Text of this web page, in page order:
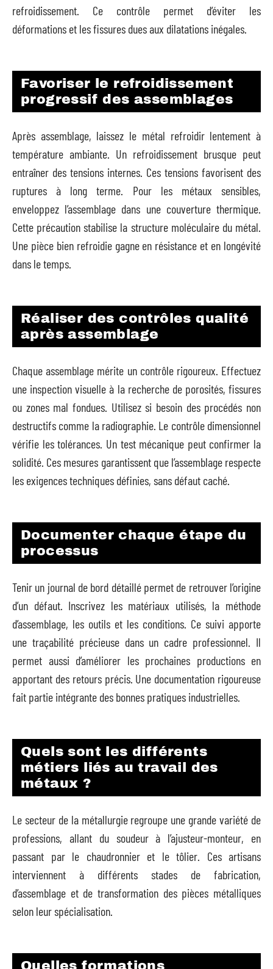
refroidissement. Ce contrôle permet d’éviter les
déformations et les fissures dues aux dilatations inégales.
Favoriser le refroidissement
progressif des assemblages
Après assemblage, laissez le métal refroidir lentement à
température ambiante. Un refroidissement brusque peut
entraîner des tensions internes. Ces tensions favorisent des
ruptures à long terme. Pour les métaux sensibles,
enveloppez l’assemblage dans une couverture thermique.
Cette précaution stabilise la structure moléculaire du métal.
Une pièce bien refroidie gagne en résistance et en longévité
dans le temps.
Réaliser des contrôles qualité
après assemblage
Chaque assemblage mérite un contrôle rigoureux. Effectuez
une inspection visuelle à la recherche de porosités, fissures
ou zones mal fondues. Utilisez si besoin des procédés non
destructifs comme la radiographie. Le contrôle dimensionnel
vérifie les tolérances. Un test mécanique peut confirmer la
solidité. Ces mesures garantissent que l’assemblage respecte
les exigences techniques définies, sans défaut caché.
Documenter chaque étape du
processus
Tenir un journal de bord détaillé permet de retrouver l’origine
d’un défaut. Inscrivez les matériaux utilisés, la méthode
d’assemblage, les outils et les conditions. Ce suivi apporte
une traçabilité précieuse dans un cadre professionnel. Il
permet aussi d’améliorer les prochaines productions en
apportant des retours précis. Une documentation rigoureuse
fait partie intégrante des bonnes pratiques industrielles.
Quels sont les différents
métiers liés au travail des
métaux ?
Le secteur de la métallurgie regroupe une grande variété de
professions, allant du soudeur à l’ajusteur-monteur, en
passant par le chaudronnier et le tôlier. Ces artisans
interviennent à différents stades de fabrication,
d’assemblage et de transformation des pièces métalliques
selon leur spécialisation.
Quelles formations